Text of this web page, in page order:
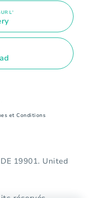
L'
et Conditions
19901. United